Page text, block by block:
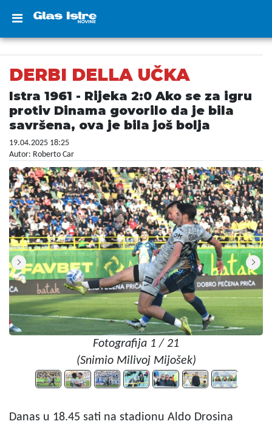
DERBI DELLA UČKA
Istra 1961 - Rijeka 2:0 Ako se za igru
protiv Dinama govorilo da je bila
savršena, ova je bila još bolja
19.04.2025 18:25
Autor: Roberto Car
Fotografija 1 / 21
(Snimio Milivoj Mijošek)
Danas u 18.45 sati na stadionu Aldo Drosina